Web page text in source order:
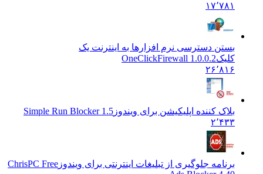
۱۷٬۷۸۱
بستن دسترسی نرم افزارها به اینترنت یک
OneClickFirewall 1.0.0.2
۲۶٬۸۱۶
بلاک کننده اپلیکیشن برای ویندوز Simple Run Blocker 1.5
۲٬۴۳۳
برنامه جلوگیری از تبلیغات اینترنتی برای ویندوز ChrisPC Free